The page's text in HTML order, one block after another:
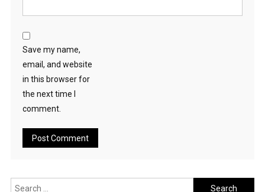
Save my name,
email, and website
in this browser for
the next time I
comment.
Search